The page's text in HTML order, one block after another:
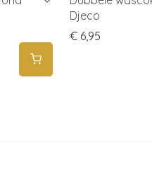
Djeco
€ 6,95